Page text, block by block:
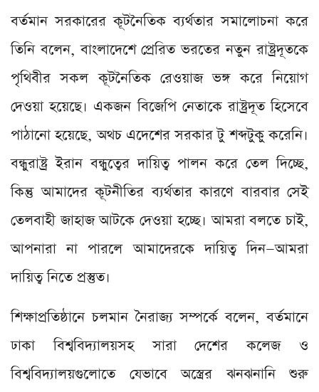
বর্তমান সরকারের কূটনৈতিক ব্যর্থতার সমালোচনা করে
তিনি বলেন, বাংলাদেশে প্রেরিত ভরতের নতুন রাষ্ট্রদূতকে
পৃথিবীর সকল কূটনৈতিক রেওয়াজ ভঙ্গ করে নিয়োগ
দেওয়া হয়েছে। একজন বিজেপি নেতাকে রাষ্ট্রদূত হিসেবে
পাঠানো হয়েছে, অথচ এদেশের সরকার টু শব্দটুকু করেনি।
বন্ধুরাষ্ট্র ইরান বন্ধুত্বের দায়িত্ব পালন করে তেল দিচ্ছে,
কিন্তু আমাদের কূটনীতির ব্যর্থতার কারণে বারবার সেই
তেলবাহী জাহাজ আটকে দেওয়া হচ্ছে। আমরা বলতে চাই,
আপনারা না পারলে আমাদেরকে দায়িত্ব দিন—আমরা
দায়িত্ব নিতে প্রস্তুত।
শিক্ষাপ্রতিষ্ঠানে চলমান নৈরাজ্য সম্পর্কে বলেন, বর্তমানে
ঢাকা বিশ্ববিদ্যালয়সহ সারা দেশের কলেজ ও
বিশ্ববিদ্যালয়গুলোতে যেভাবে অস্ত্রের ঝনঝনানি শুরু